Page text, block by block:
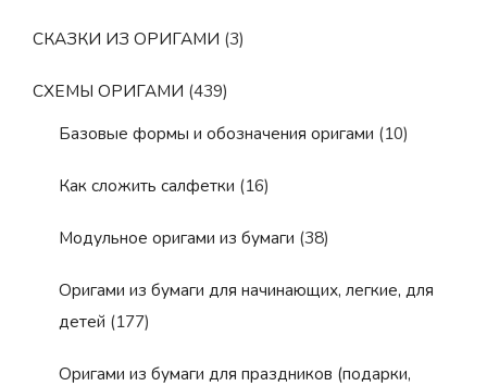
СКАЗКИ ИЗ ОРИГАМИ (3)
СХЕМЫ ОРИГАМИ (439)
Базовые формы и обозначения оригами (10)
Как сложить салфетки (16)
Модульное оригами из бумаги (38)
Оригами из бумаги для начинающих, легкие, для
детей (177)
Оригами из бумаги для праздников (подарки,